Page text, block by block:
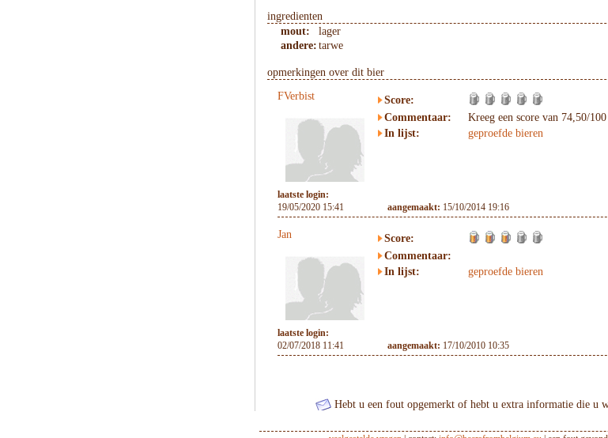
ingredienten
mout:
lager
andere: tarwe
opmerkingen over dit bier
FVerbist
Score:
Commentaar:
Kreeg een score van 74,50/100
In lijst:
geproefde bieren
laatste login:
19/05/2020 15:41
aangemaakt: 15/10/2014 19:16
Jan
Score:
Commentaar:
In lijst:
geproefde bieren
laatste login:
02/07/2018 11:41
aangemaakt: 17/10/2010 10:35
Hebt u een fout opgemerkt of hebt u extra informatie die u